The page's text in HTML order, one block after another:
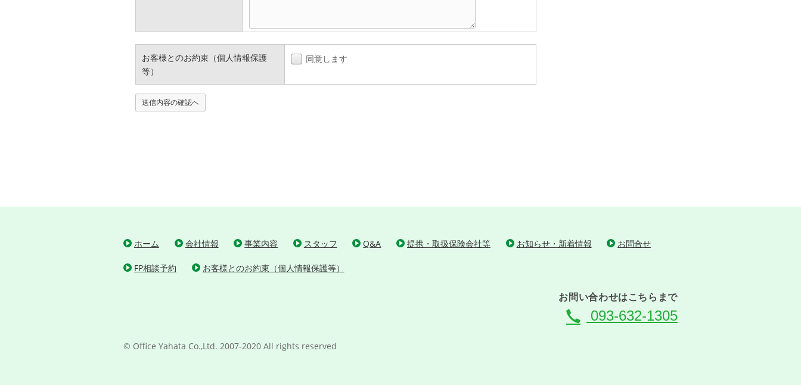
お客様とのお約束（個人情報保護
等）
同意します
ホーム 会社情報 事業内容 スタッフ Q&A 提携・取扱保険会社等 お知らせ・新着情報 お問合せ
FP相談予約 お客様とのお約束（個人情報保護等）
お問い合わせはこちらまで
093-632-1305
© Office Yahata Co.,Ltd. 2007-2020 All rights reserved